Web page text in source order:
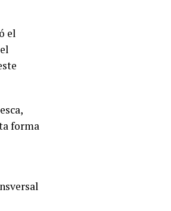
el
forma